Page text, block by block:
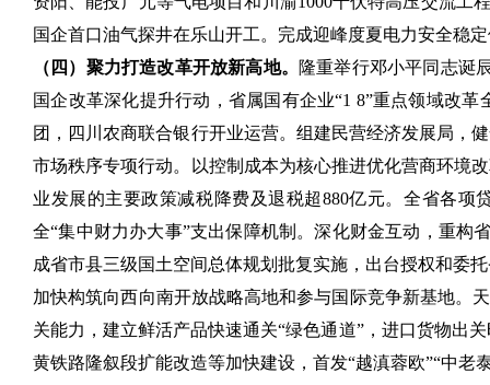
国企首口油气探井在乐山开工。完成迎峰度夏电力安全稳
（四）聚力打造改革开放新高地。 隆重举行邓小平同志诞
国企改革深化提升行动，省属国有企业“1 8”重点领域改
团，四川农商联合银行开业运营。组建民营经济发展局，
市场秩序专项行动。以控制成本为核心推进优化营商环境
业发展的主要政策减税降费及退税超880亿元。全省各项
全“集中财力办大事”支出保障机制。深化财金互动，重构
成省市县三级国土空间总体规划批复实施，出台授权和委
加快构筑向西向南开放战略高地和参与国际竞争新基地。
关能力，建立鲜活产品快速通关“绿色通道”，进口货物出
黄铁路隆叙段扩能改造等加快建设，首发“越滇蓉欧”“中